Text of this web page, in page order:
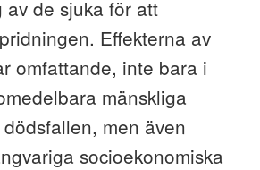
av de sjuka för att
Effekterna av
omfattande, inte bara i
mänskliga
men även
socioekonomiska